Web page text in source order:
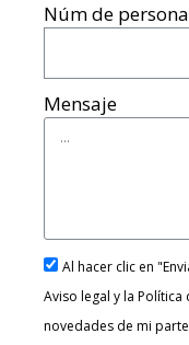
Núm de
Mensaje
Al hacer clic en
Aviso legal y la
novedades de mi